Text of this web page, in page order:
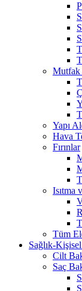
Mutfak
Yapı
Hava
Fırınlar
Isıtma
Tüm
Sağlık-
Cilt
Saç